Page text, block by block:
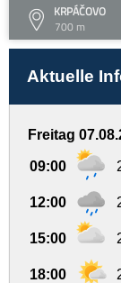
KRPÁČOVO
700 m
Aktuelle
Freitag
09:00
12:00
15:00
18:00